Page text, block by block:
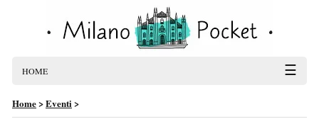
HOME ☰
Home>Eventi>